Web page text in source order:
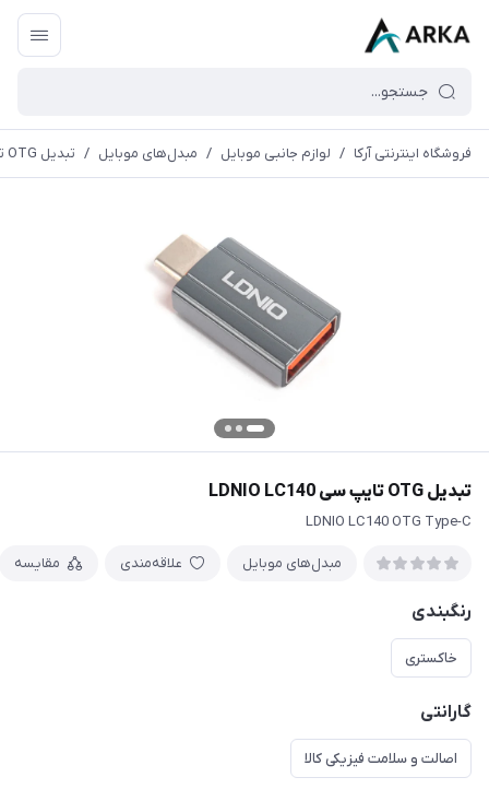
فروشگاه اینترنتی آرکا / لوازم جانبی موبایل / مبدل‌های موبایل / تبدیل OTG تایپ سی LDNIO LC140
تبدیل OTG تایپ سی LDNIO LC140
LDNIO LC140 OTG Type-C
مبدل‌های موبایل علاقه‌مندی مقایسه
رنگبندی
خاکستری
گارانتی
اصالت و سلامت فیزیکی کالا